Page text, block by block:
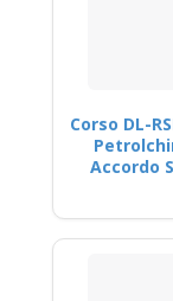
Corso DL-
Accordo